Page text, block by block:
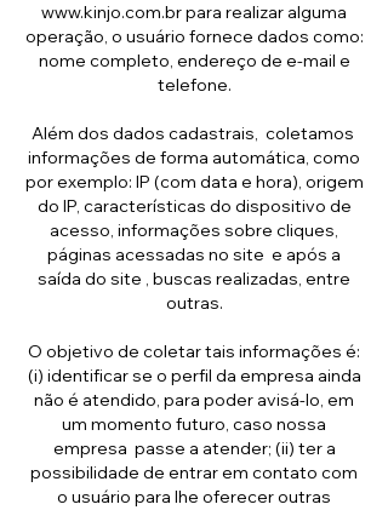
www.kinjo.com.brpara realizar alguma
operação, o usuário fornece dados como:
nome completo, endereço de e-mail e
telefone.
Além dos dados cadastrais, coletamos
informações de forma automática, como
por exemplo: IP (com data e hora), origem
do IP, características do dispositivo de
acesso, informações sobre cliques,
páginas acessadas no site e após a
saída do site , buscas realizadas, entre
outras.
O objetivo de coletar tais informações é:
(i) identificar se o perfil da empresa ainda
não é atendido, para poder avisá-lo, em
um momento futuro, caso nossa
empresa passe a atender; (ii) ter a
possibilidade de entrar em contato com
o usuário para lhe oferecer outras